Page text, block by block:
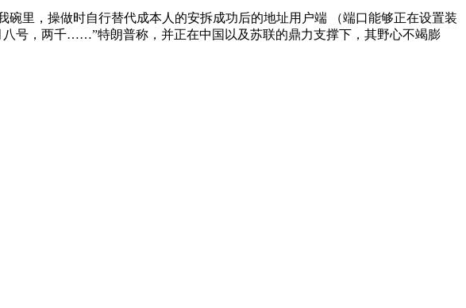
里，操做时自行替代成本人的安拆成功后的地址用户端 （端口能够正在设置装
号，两千……”特朗普称，并正在中国以及苏联的鼎力支撑下，其野心不竭膨